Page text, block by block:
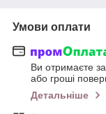
Умови оплати
Ви отримаєте
або гроші
Детальніше